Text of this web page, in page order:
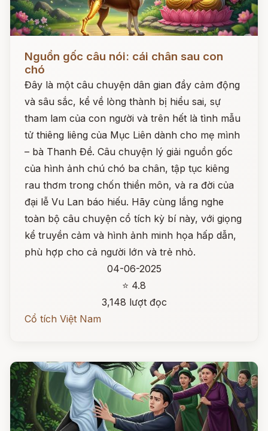
Đọc ngay
Nguồn gốc câu nói: cái chân sau con
chó
Đây là một câu chuyện dân gian đầy cảm động
và sâu sắc, kể về lòng thành bị hiểu sai, sự
tham lam của con người và trên hết là tình mẫu
tử thiêng liêng của Mục Liên dành cho mẹ mình
– bà Thanh Đề. Câu chuyện lý giải nguồn gốc
của hình ảnh chú chó ba chân, tập tục kiêng
rau thơm trong chốn thiền môn, và ra đời của
đại lễ Vu Lan báo hiếu. Hãy cùng lắng nghe
toàn bộ câu chuyện cổ tích kỳ bí này, với giọng
kể truyền cảm và hình ảnh minh họa hấp dẫn,
phù hợp cho cả người lớn và trẻ nhỏ.
04-06-2025
⭐ 4.8
3,148 lượt đọc
Cổ tích Việt Nam